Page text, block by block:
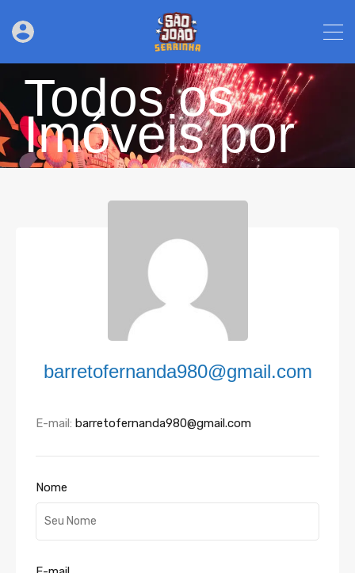
Todos os
Imóveis por
barretofernanda980@gmail.com
E-mail: barretofernanda980@gmail.com
Nome